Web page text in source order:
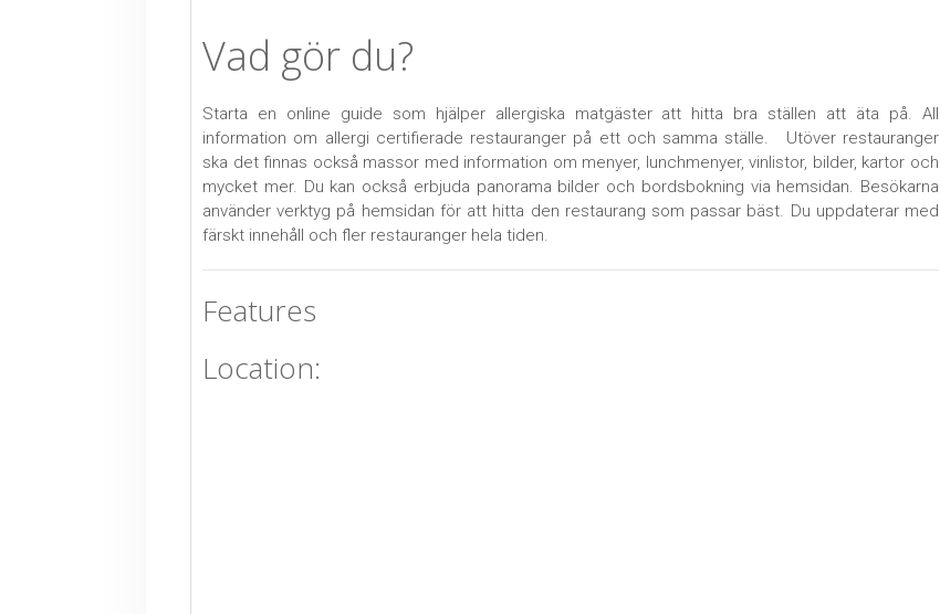
Vad gör du?
Starta en online guide som hjälper allergiska matgäster att hitta bra ställen att äta på. All
information om allergi certifierade restauranger på ett och samma ställe. Utöver restauranger
ska det finnas också massor med information om menyer, lunchmenyer, vinlistor, bilder, kartor och
mycket mer. Du kan också erbjuda panorama bilder och bordsbokning via hemsidan. Besökarna
använder verktyg på hemsidan för att hitta den restaurang som passar bäst. Du uppdaterar med
färskt innehåll och fler restauranger hela tiden.
Features
Location: